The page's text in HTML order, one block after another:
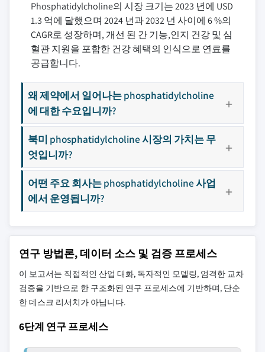
Phosphatidylcholine의 시장 크기는 2023 년에 USD
1.3 억에 달했으며 2024 년과 2032 년 사이에 6 %의
CAGR로 성장하며, 개선 된 간 기능,인지 건강 및 심
혈관 지원을 포함한 건강 혜택의 인식으로 연료를
공급합니다.
왜 제약에서 일어나는 phosphatidylcholine
에 대한 수요입니까?
북미 phosphatidylcholine 시장의 가치는 무
엇입니까?
어떤 주요 회사는 phosphatidylcholine 사업
에서 운영됩니까?
연구 방법론, 데이터 소스 및 검증 프로세스
이 보고서는 직접적인 산업 대화, 독자적인 모델링, 엄격한 교차
검증을 기반으로 한 구조화된 연구 프로세스에 기반하며, 단순
한 데스크 리서치가 아닙니다.
6단계 연구 프로세스